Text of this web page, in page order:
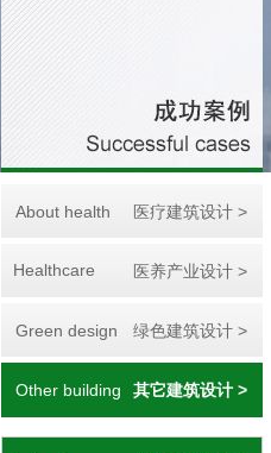
About health 医疗建筑设计 >
Healthcare 医养产业设计 >
Green design 绿色建筑设计 >
Other building 其它建筑设计 >